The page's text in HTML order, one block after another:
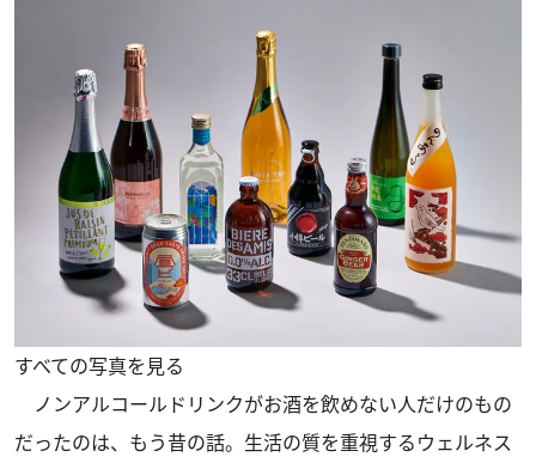
すべての写真を見る
ノンアルコールドリンクがお酒を飲めない人だけのもの
だったのは、もう昔の話。生活の質を重視するウェルネス